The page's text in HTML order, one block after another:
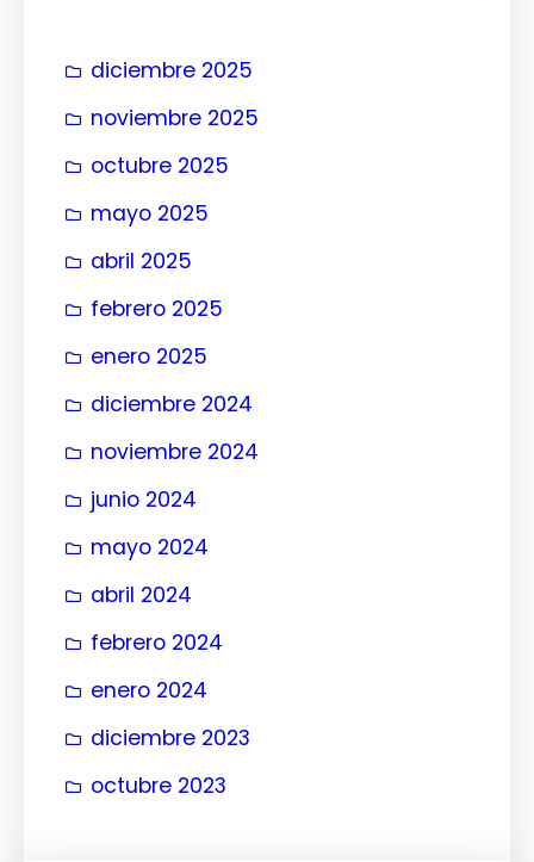
diciembre 2025
noviembre 2025
octubre 2025
mayo 2025
abril 2025
febrero 2025
enero 2025
diciembre 2024
noviembre 2024
junio 2024
mayo 2024
abril 2024
febrero 2024
enero 2024
diciembre 2023
octubre 2023